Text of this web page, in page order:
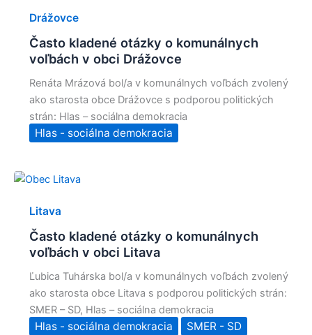
Drážovce
Často kladené otázky o komunálnych
voľbách v obci Drážovce
Renáta Mrázová bol/a v komunálnych voľbách zvolený
ako starosta obce Drážovce s podporou politických
strán: Hlas – sociálna demokracia
Hlas - sociálna demokracia
Litava
Často kladené otázky o komunálnych
voľbách v obci Litava
Ľubica Tuhárska bol/a v komunálnych voľbách zvolený
ako starosta obce Litava s podporou politických strán:
SMER – SD, Hlas – sociálna demokracia
Hlas - sociálna demokracia SMER - SD